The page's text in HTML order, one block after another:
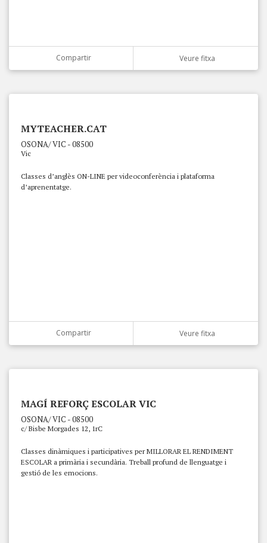
Compartir Veure fitxa
MYTEACHER.CAT
OSONA/ VIC - 08500
Vic
Classes d’anglès ON-LINE per videoconferència i plataforma
d’aprenentatge.
Compartir Veure fitxa
MAGÍ REFORÇ ESCOLAR VIC
OSONA/ VIC - 08500
c/ Bisbe Morgades 12, 1rC
Classes dinàmiques i participatives per MILLORAR EL RENDIMENT
ESCOLAR a primària i secundària. Treball profund de llenguatge i
gestió de les emocions.